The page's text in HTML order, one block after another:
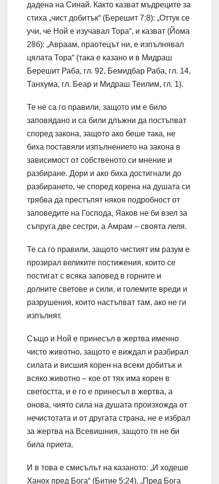
дадена на Синай. Както казват мъдреците за
стиха „чист добитък“ (Берешит 7:8): „Оттук се
учи, че Ной е изучавал Тора“, и казват (Йома
28б): „Авраам, праотецът ни, е изпълнявал
цялата Тора“ (така е казано и в Мидраш
Берешит Раба, гл. 92, Бемидбар Раба, гл. 14,
Танхума, гл. Беар и Мидраш Теилим, гл. 1).
Те не са го правили, защото им е било
заповядано и са били длъжни да постъпват
според закона, защото ако беше така, не
биха поставяли изпълнението на закона в
зависимост от собственото си мнение и
разбиране. Дори и ако биха достигнали до
разбирането, че според корена на душата си
трябва да престъпят някоя подробност от
заповедите на Господа, Яаков не би взел за
съпруга две сестри, а Амрам – своята леля.
Те са го правили, защото чистият им разум е
прозирал великите постижения, които се
постигат с всяка заповед в горните и
долните светове и сили, и големите вреди и
разрушения, които настъпват там, ако не ги
изпълнят.
Също и Ной е принесъл в жертва именно
чисто животно, защото е виждал и разбирал
силата и висшия корен на всеки добитък и
всяко животно – кое от тях има корен в
светостта, и е го е принесъл в жертва, а
онова, чиято сила на душата произхожда от
нечистотата и от другата страна, не е избрал
за жертва на Всевишния, защото тя не би
била приета.
И в това е смисълът на казаното: „И ходеше
Ханох пред Бога“ (Битие 5:24), „Пред Бога